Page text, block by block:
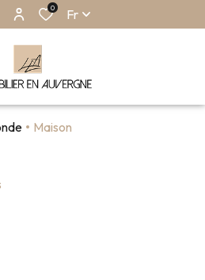
0 Fr
Maison